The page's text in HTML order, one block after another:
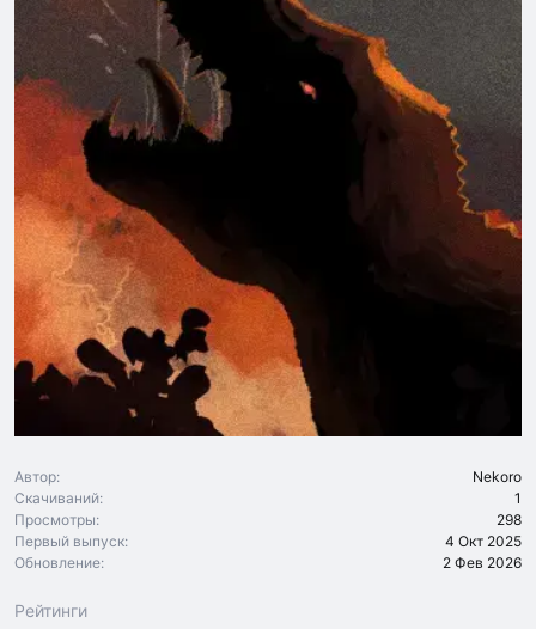
Автор
Nekoro
Скачиваний
1
Просмотры
298
Первый выпуск
4 Окт 2025
Обновление
2 Фев 2026
Рейтинги